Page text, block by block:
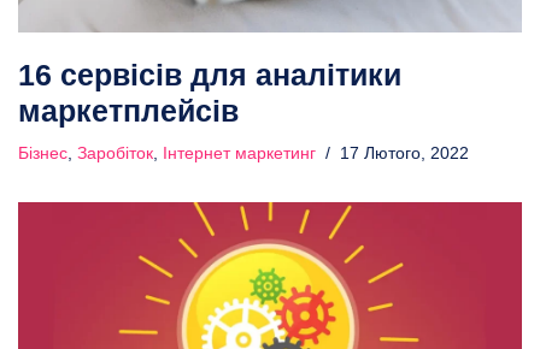
16 сервісів для аналітики
маркетплейсів
Бізнес Заробіток Інтернет маркетинг 17 Лютого, 2022